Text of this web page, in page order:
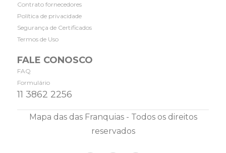
Contrato fornecedores
Política de privacidade
Segurança de Certificados
Termos de Uso
FALE CONOSCO
FAQ
Formulário
11 3862 2256
Mapa das das Franquias - Todos os direitos
reservados